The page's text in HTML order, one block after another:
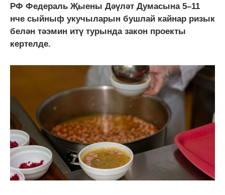
РФ Федераль Җыены Дәүләт Думасына 5–11
нче сыйныф укучыларын бушлай кайнар ризык
белән тәэмин итү турында закон проекты
кертелде.